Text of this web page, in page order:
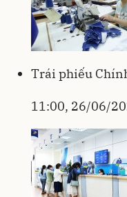
Trái phiếu
11:00, 26/06/